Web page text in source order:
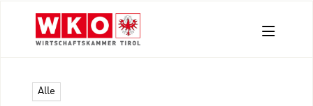
Pressefotos
Alle